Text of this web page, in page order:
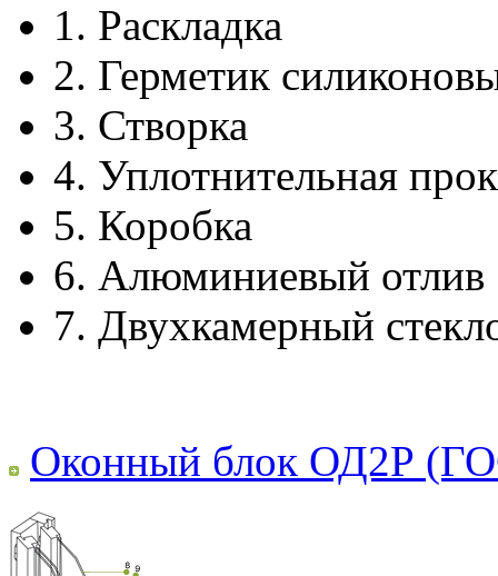
1. Раскладка
2. Герметик
3. Створка
4. Уплотнительная
5. Коробка
6. Алюминиевый отлив
7. Двухкамерный
Оконный блок ОД2Р